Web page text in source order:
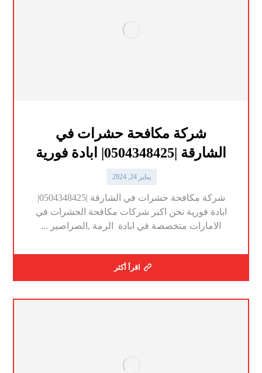
شركة مكافحة حشرات في
الشارقة |0504348425| ابادة فورية
يناير 24, 2024
شركة مكافحة حشرات في الشارقة |0504348425|
ابادة فورية نحن اكبر شركات مكافحة الحشرات في
الامارات متخصصة في ابادة الرمة ,الصراصير ...
اقرأ أكثر